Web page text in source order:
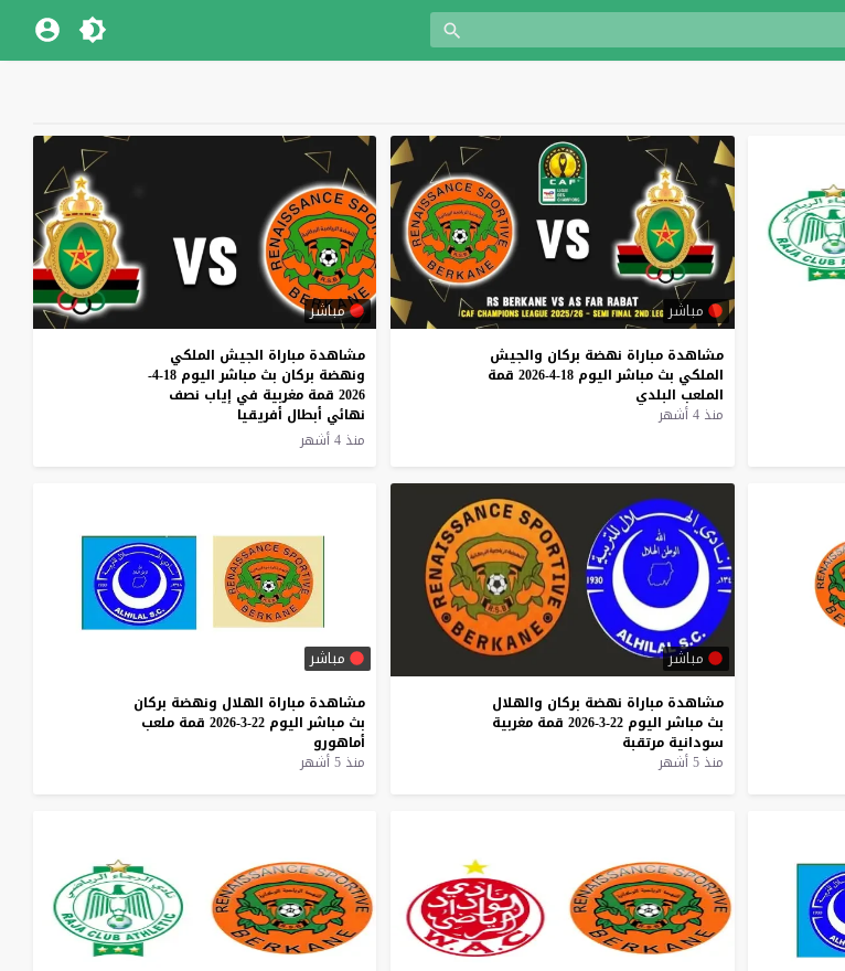
مباشر
مشاهدة مباراة نهضة بركان والجيش
الملكي بث مباشر اليوم 18-4-2026
قمة
الملعب البلدي
منذ 4 أشهر
مباشر
مشاهدة مباراة الجيش الملكي
ونهضة بركان بث مباشر اليوم 18-4-
2026 قمة مغربية في إياب نصف
نهائي أبطال أفريقيا
منذ 4 أشهر
مباشر
مشاهدة مباراة نهضة بركان والهلال
بث مباشر اليوم 22-3-2026 قمة مغربية
سودانية مرتقبة
منذ 5 أشهر
مباشر
مشاهدة مباراة الهلال ونهضة بركان
بث مباشر اليوم 22-3-2026 قمة ملعب
أماهورو
منذ 5 أشهر